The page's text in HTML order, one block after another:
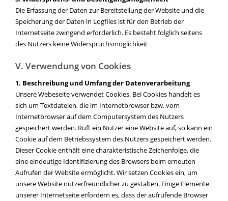
Die Erfassung der Daten zur Bereitstellung der Website und die
Speicherung der Daten in Logfiles ist für den Betrieb der
Internetseite zwingend erforderlich. Es besteht folglich seitens
des Nutzers keine Widerspruchsmöglichkeit
V. Verwendung von Cookies
1. Beschreibung und Umfang der Datenverarbeitung
Unsere Webeseite verwendet Cookies. Bei Cookies handelt es
sich um Textdateien, die im Internetbrowser bzw. vom
Internetbrowser auf dem Computersystem des Nutzers
gespeichert werden. Ruft ein Nutzer eine Website auf, so kann ein
Cookie auf dem Betriebssystem des Nutzers gespeichert werden.
Dieser Cookie enthält eine charakteristische Zeichenfolge, die
eine eindeutige Identifizierung des Browsers beim erneuten
Aufrufen der Website ermöglicht. Wir setzen Cookies ein, um
unsere Website nutzerfreundlicher zu gestalten. Einige Elemente
unserer Internetseite erfordern es, dass der aufrufende Browser